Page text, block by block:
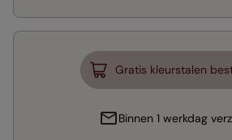
Gratis kleurstalen
Binnen 1 werkdag